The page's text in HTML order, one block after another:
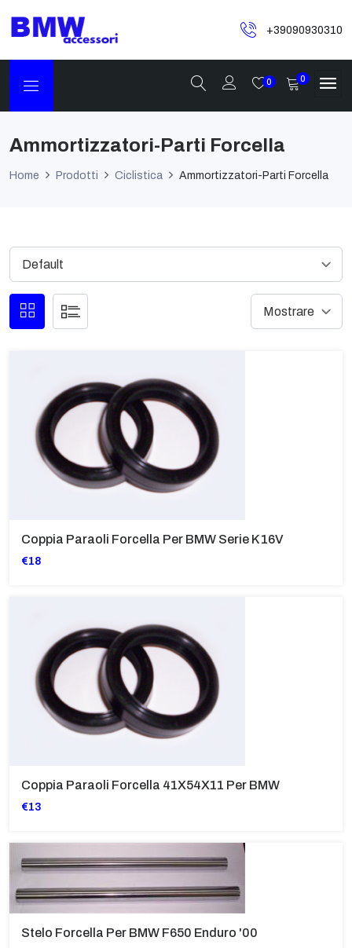
+39090930310
0 0
Ammortizzatori-Parti Forcella
Home Prodotti Ciclistica Ammortizzatori-Parti Forcella
Coppia Paraoli Forcella Per BMW Serie K 16V
€18
Coppia Paraoli Forcella 41X54X11 Per BMW
€13
Stelo Forcella Per BMW F650 Enduro '00